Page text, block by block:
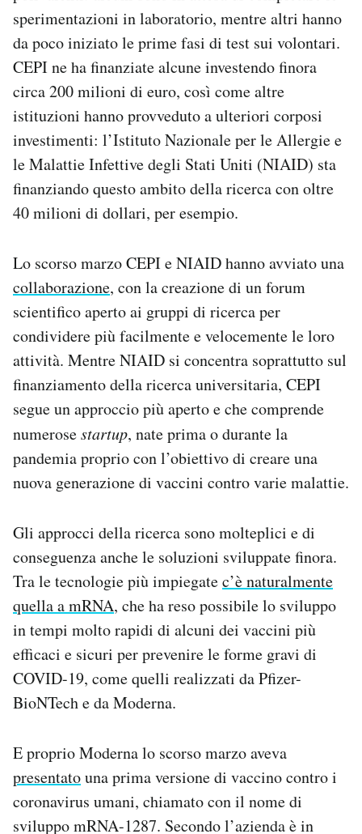
sperimentazioni in laboratorio, mentre altri hanno
da poco iniziato le prime fasi di test sui volontari.
CEPI ne ha finanziate alcune investendo finora
circa 200 milioni di euro, così come altre
istituzioni hanno provveduto a ulteriori corposi
investimenti: l’Istituto Nazionale per le Allergie e
le Malattie Infettive degli Stati Uniti (NIAID) sta
finanziando questo ambito della ricerca con oltre
40 milioni di dollari, per esempio.
Lo scorso marzo CEPI e NIAID hanno avviato una
collaborazione, con la creazione di un forum
scientifico aperto ai gruppi di ricerca per
condividere più facilmente e velocemente le loro
attività. Mentre NIAID si concentra soprattutto sul
finanziamento della ricerca universitaria, CEPI
segue un approccio più aperto e che comprende
numerosestartup, nate prima o durante la
pandemia proprio con l’obiettivo di creare una
nuova generazione di vaccini contro varie malattie.
Gli approcci della ricerca sono molteplici e di
conseguenza anche le soluzioni sviluppate finora.
Tra le tecnologie più impiegatec’è naturalmente
quella a mRNA, che ha reso possibile lo sviluppo
in tempi molto rapidi di alcuni dei vaccini più
efficaci e sicuri per prevenire le forme gravi di
COVID-19, come quelli realizzati da Pfizer-
BioNTech e da Moderna.
E proprio Moderna lo scorso marzo aveva
presentatouna prima versione di vaccino contro i
coronavirus umani, chiamato con il nome di
sviluppo mRNA-1287. Secondo l’azienda è in